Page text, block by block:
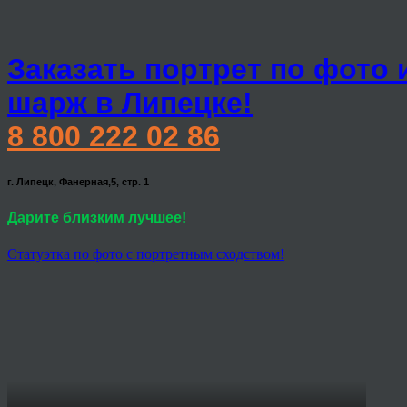
Заказать портрет по фото
шарж в Липецке!
8 800 222 02 86
г. Липецк, Фанерная,5, стр. 1
Дарите близким лучшее!
Статуэтка по фото с портретным сходством!